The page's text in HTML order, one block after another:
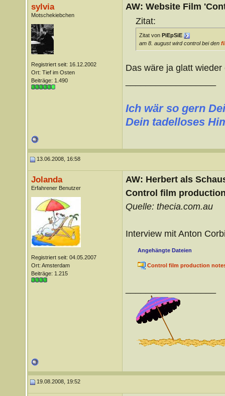
sylvia
Motschekiebchen
Registriert seit: 16.12.2002
Ort: Tief im Osten
Beiträge: 1.490
AW: Website Film
Zitat:
Zitat von PiEpSiE
am 8. august wird control bei den
Das wäre ja glatt
Ich wär so gern
Dein tadelloses
13.06.2008, 16:58
Jolanda
Erfahrener Benutzer
Registriert seit: 04.05.2007
Ort: Amsterdam
Beiträge: 1.215
AW: Herbert als
Control film
Quelle: thecia.com.au
Interview mit Anton
Angehängte Dateien
Control film production
19.08.2008, 19:52